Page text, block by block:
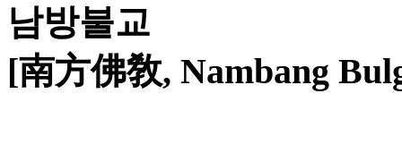
남방불교
[南方佛敎, Nambang